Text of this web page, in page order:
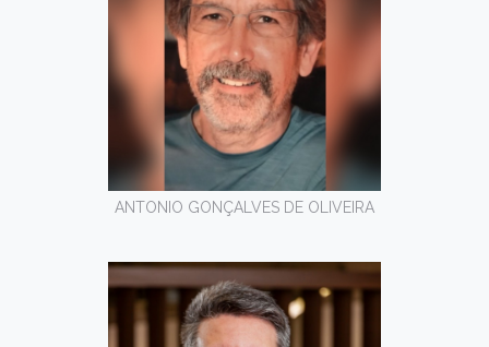
ANTONIO GONÇALVES DE OLIVEIRA